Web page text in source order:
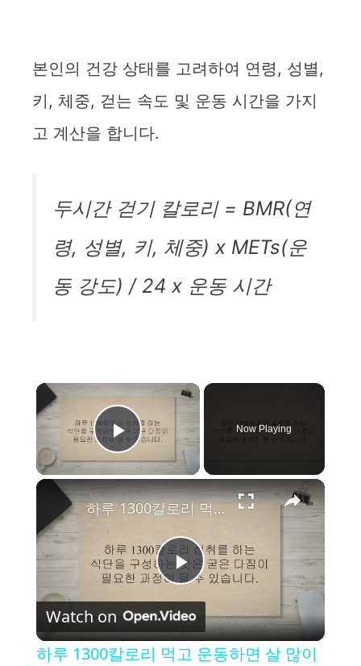
본인의 건강 상태를 고려하여 연령, 성별,
키, 체중, 걷는 속도 및 운동 시간을 가지
고 계산을 합니다.
두시간 걷기 칼로리 = BMR(연
령, 성별, 키, 체중) x METs(운
동 강도) / 24 x 운동 시간
×
Play Video
Now Playing
×
P
l
하루 1300칼로리 먹고 운동하면 살 많이 빠지나요?
Watch on
하루 1300칼로리 먹고 운동하면 살 많이